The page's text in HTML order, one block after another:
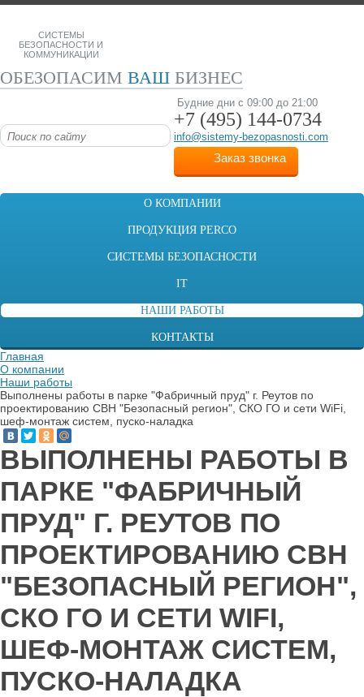
СИСТЕМЫ
БЕЗОПАСНОСТИ И
КОММУНИКАЦИИ
ОБЕЗОПАСИМ ВАШ БИЗНЕС
Будние дни с 09:00 до 21:00
+7 (495) 144-0734
info@sistemy-bezopasnosti.com
Заказ звонка
О КОМПАНИИ
ПРОДУКЦИЯ PERCO
СИСТЕМЫ БЕЗОПАСНОСТИ
IT
НАШИ РАБОТЫ
КОНТАКТЫ
Главная
О компании
Наши работы
Выполнены работы в парке "Фабричный пруд" г. Реутов по
проектированию СВН "Безопасный регион", СКО ГО и сети WiFi,
шеф-монтаж систем, пуско-наладка
ВЫПОЛНЕНЫ РАБОТЫ В
ПАРКЕ "ФАБРИЧНЫЙ
ПРУД" Г. РЕУТОВ ПО
ПРОЕКТИРОВАНИЮ СВН
"БЕЗОПАСНЫЙ РЕГИОН",
СКО ГО И СЕТИ WIFI,
ШЕФ-МОНТАЖ СИСТЕМ,
ПУСКО-НАЛАДКА